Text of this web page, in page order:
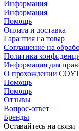
Информация
Информация
Помощь
Оплата и доставка
Гарантия на товар
Соглашение на
Политика
Информация для
О прохождении
Помощь
Помощь
Отзывы
Вопрос-ответ
Бренды
Оставайтесь на связи